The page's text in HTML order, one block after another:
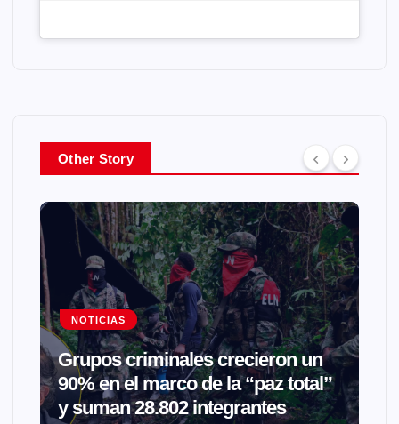
Other Story
NOTICIAS
Grupos criminales crecieron un
90% en el marco de la “paz total”
y suman 28.802 integrantes